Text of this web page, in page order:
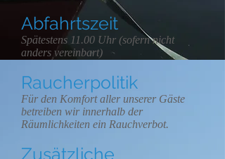
Abfahrtszeit
Spätestens 11.00 Uhr (sofern nicht
anders vereinbart)
Raucherpolitik
Für den Komfort aller unserer Gäste
betreiben wir innerhalb der
Räumlichkeiten ein Rauchverbot.
Zusätzliche